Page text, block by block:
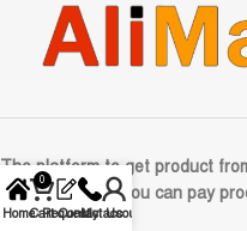
The platform to get product
to Bangladesh. You can pay
Home
0
CartRequest
Contact Us
My account